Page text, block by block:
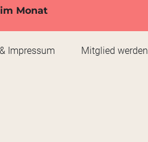
Monat
Impressum Mitglied werden